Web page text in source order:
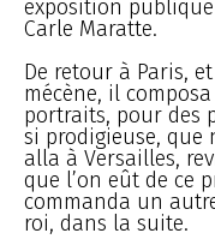
exposition
Carle Maratte.
De retour à Paris,
mécène, il
portraits, pour des
si prodigieuse, que
alla à Versailles,
que l’on eût de ce
commanda un
roi, dans la suite.